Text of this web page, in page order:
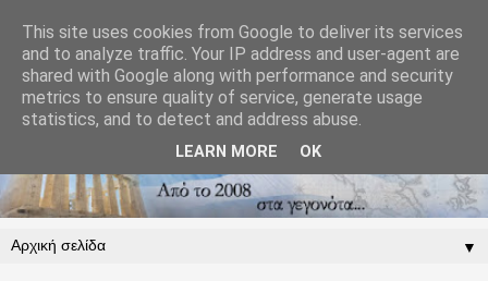
▼
This site uses cookies from Google to deliver its services
and to analyze traffic. Your IP address and user-agent are
shared with Google along with performance and security
metrics to ensure quality of service, generate usage
statistics, and to detect and address abuse.
LEARN MORE OK